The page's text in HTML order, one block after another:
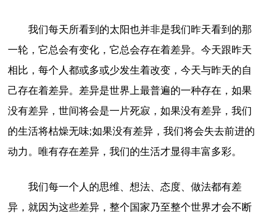
我们每天所看到的太阳也并非是我们昨天看到的那
一轮，它总会有变化，它总会存在着差异。今天跟昨天
相比，每个人都或多或少发生着改变，今天与昨天的自
己存在着差异。差异是世界上最普遍的一种存在，如果
没有差异，世间将会是一片死寂，如果没有差异，我们
的生活将枯燥无味;如果没有差异，我们将会失去前进的
动力。唯有存在差异，我们的生活才显得丰富多彩。
我们每一个人的思维、想法、态度、做法都有差
异，就因为这些差异，整个国家乃至整个世界才会不断